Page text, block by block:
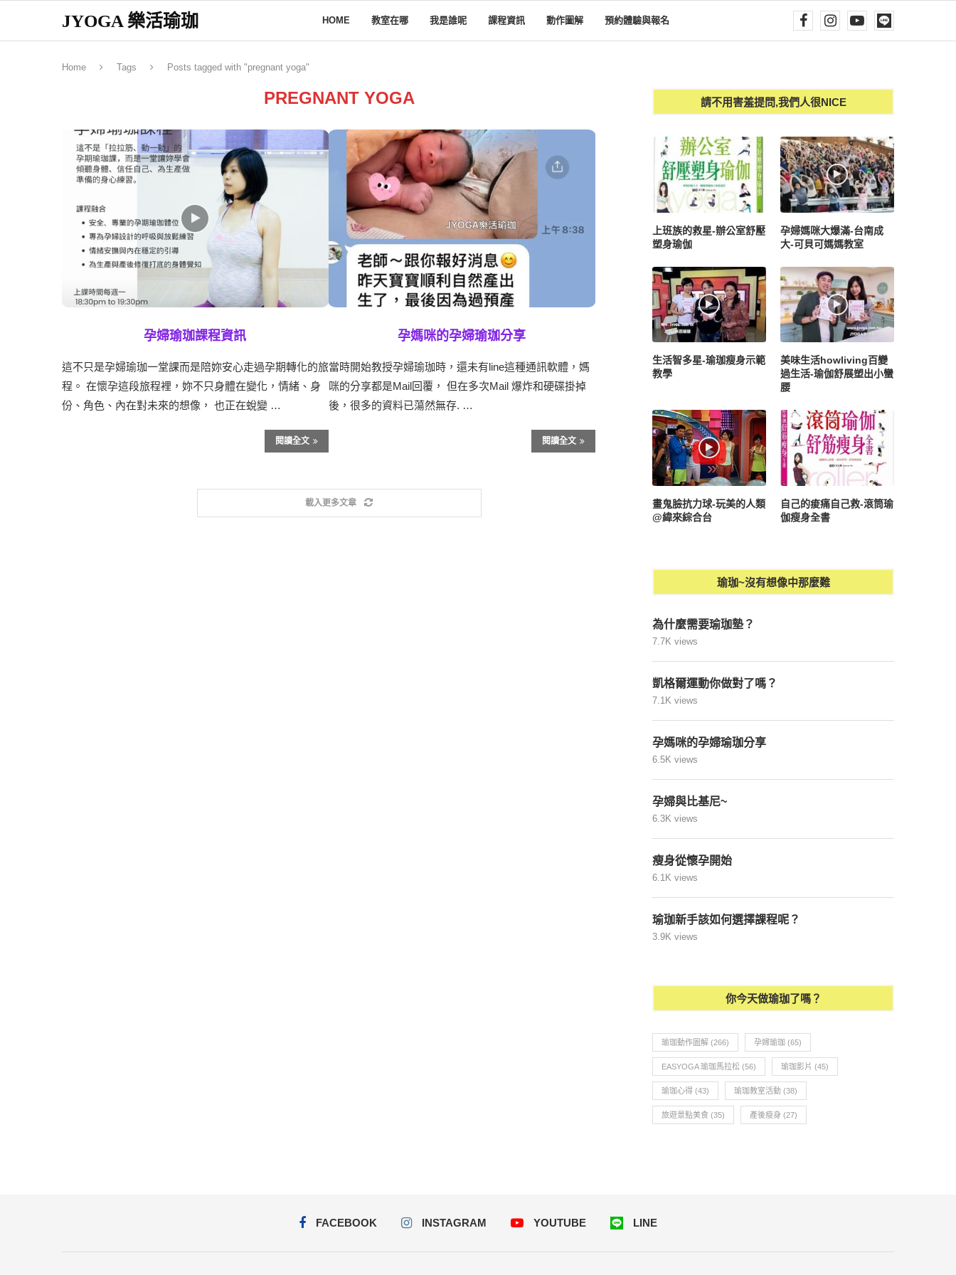
JYOGA 樂活瑜珈 HOME 教室在哪 我是誰呢 課程資訊 動作圖解 預約體驗與報名
Home Tags Posts tagged with "pregnant yoga"
PREGNANT YOGA
孕婦瑜珈課程資訊
這不只是孕婦瑜珈一堂課而是陪妳安心走過孕期轉化的旅
程。 在懷孕這段旅程裡，妳不只身體在變化，情緒、身
份、角色、內在對未來的想像， 也正在蛻變 …
閱讀全文
孕媽咪的孕婦瑜珈分享
當時開始教授孕婦瑜珈時，還未有line這種通訊軟體，媽
咪的分享都是Mail回覆， 但在多次Mail 爆炸和硬碟掛掉
後，很多的資料已蕩然無存. …
閱讀全文
載入更多文章
請不用害羞提問,我們人很NICE
上班族的救星-辦公室舒壓
塑身瑜伽
孕婦媽咪大爆滿-台南成
大-可貝可媽媽教室
生活智多星-瑜珈瘦身示範
教學
美味生活howliving百變
過生活-瑜伽舒展塑出小蠻
腰
畫鬼臉抗力球-玩美的人類
@緯來綜合台
自己的痠痛自己救-滾筒瑜
伽瘦身全書
瑜珈~沒有想像中那麼難
為什麼需要瑜珈墊？
7.7K views
凱格爾運動你做對了嗎？
7.1K views
孕媽咪的孕婦瑜珈分享
6.5K views
孕婦與比基尼~
6.3K views
瘦身從懷孕開始
6.1K views
瑜珈新手該如何選擇課程呢？
3.9K views
你今天做瑜珈了嗎？
瑜珈動作圖解 (266) 孕婦瑜珈 (65)
EASYOGA 瑜珈馬拉松 (56) 瑜珈影片 (45)
瑜珈心得 (43) 瑜珈教室活動 (38)
旅遊景點美食 (35) 產後瘦身 (27)
FACEBOOK INSTAGRAM YOUTUBE LINE